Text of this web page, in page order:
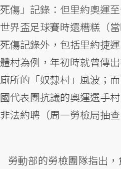
死傷」記錄：但里約奧運
世界盃足球賽時還糟糕（
死傷記錄外，包括里約捷
體村為例，年初時就曾傳
廁所的「奴隸村」風波；
國代表團抗議的奧運選手
非法約聘（周一勞檢局抽
勞動部的勞檢團隊指出